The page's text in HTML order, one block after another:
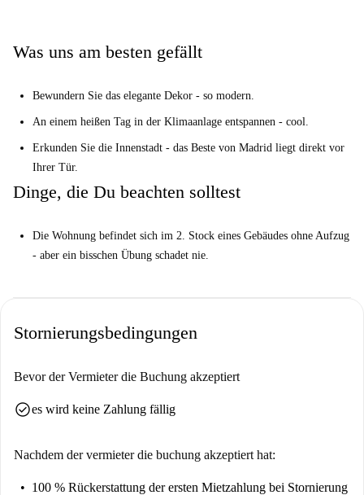
Was uns am besten gefällt
Bewundern Sie das elegante Dekor - so modern.
An einem heißen Tag in der Klimaanlage entspannen - cool.
Erkunden Sie die Innenstadt - das Beste von Madrid liegt direkt vor
Ihrer Tür.
Dinge, die Du beachten solltest
Die Wohnung befindet sich im 2. Stock eines Gebäudes ohne Aufzug
- aber ein bisschen Übung schadet nie.
Stornierungsbedingungen
Bevor der Vermieter die Buchung akzeptiert
check_circlees wird keine Zahlung fällig
Nachdem der vermieter die buchung akzeptiert hat:
100 % Rückerstattung der ersten Mietzahlung bei Stornierung